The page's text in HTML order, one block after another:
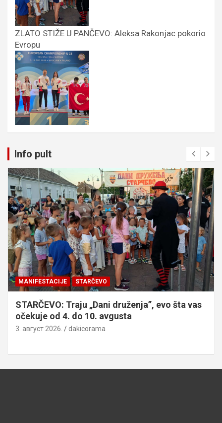
ZLATO STIŽE U PANČEVO: Aleksa Rakonjac pokorio
Evropu
Info pult
MANIFESTACIJE STARČEVO
STARČEVO: Traju „Dani druženja”, evo šta vas
očekuje od 4. do 10. avgusta
3. август 2026. dakicorama